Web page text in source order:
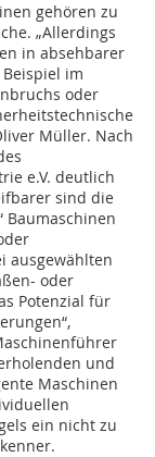
gehören zu
„Allerdings
in absehbarer
im
oder
Müller. Nach
e.V. deutlich
sind die
Baumaschinen
ausgewählten
oder
Potenzial für
und
Maschinen
ein nicht zu